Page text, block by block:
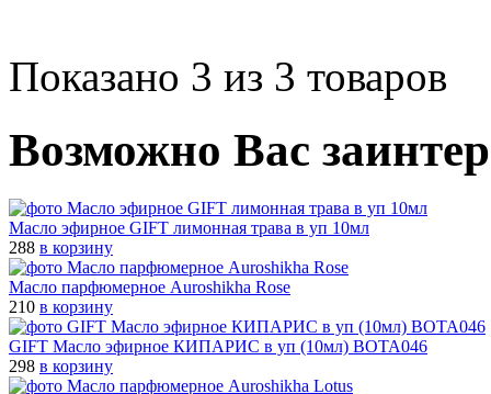
Показано 3 из 3 товаров
Возможно Вас
Масло эфирное GIFT лимонная трава в уп 10мл
288 в корзину
Масло паpфюмеpное Auroshikha Rose
210 в корзину
GIFT Масло эфирное КИПАРИС в уп (10мл) BOTA046
298 в корзину